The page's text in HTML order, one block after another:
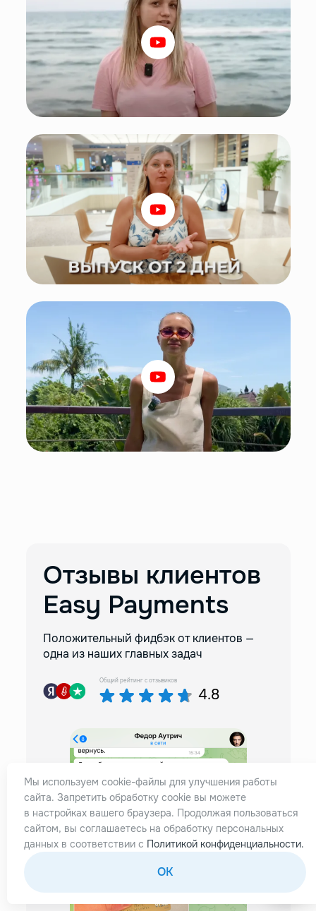
Отзывы клиентов
Easy Payments
Положительный фидбэк от клиентов —
одна из наших главных задач
Общий рейтинг с отзывиков
4.8
Мы используем cookie-файлы для улучшения работы
сайта. Запретить обработку cookie вы можете
в настройках вашего браузера. Продолжая пользоваться
сайтом, вы соглашаетесь на обработку персональных
данных в соответствии с Политикой конфиденциальности.
OK